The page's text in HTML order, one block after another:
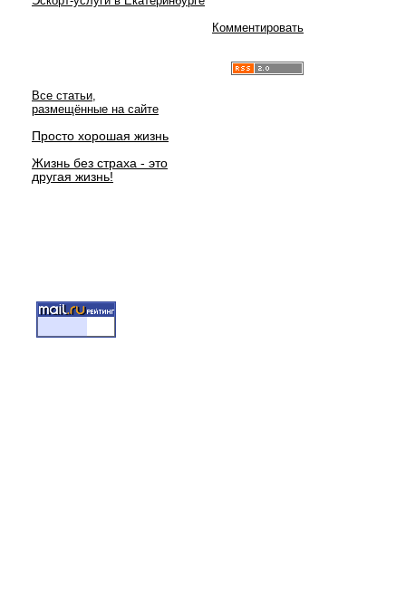
Комментировать
Все статьи,
размещённые на сайте
Просто хорошая жизнь
Жизнь без страха - это
другая жизнь!